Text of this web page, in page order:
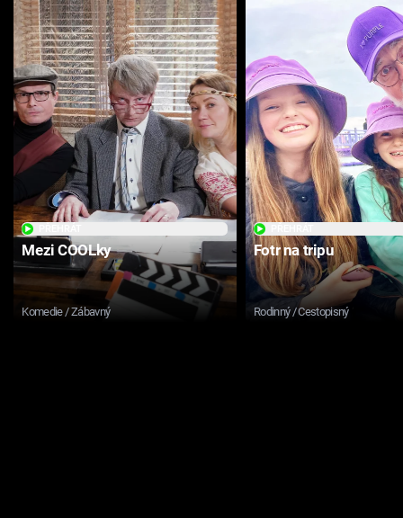
Mezi COOLky
Komedie / Zábavný
Fotr na tripu
Rodinný / Cestopisný